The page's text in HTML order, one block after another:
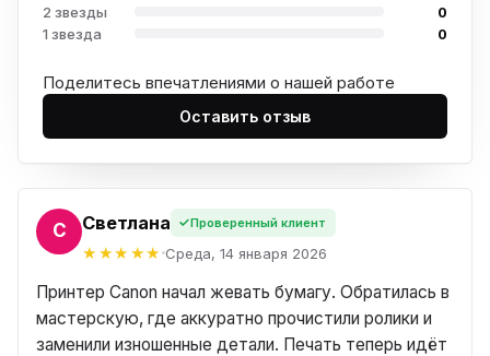
2 звезды
0
1 звезда
0
Поделитесь впечатлениями о нашей работе
Оставить отзыв
Светлана Проверенный клиент
Среда, 14 января 2026
Принтер Canon начал жевать бумагу. Обратилась в
мастерскую, где аккуратно прочистили ролики и
заменили изношенные детали. Печать теперь идёт